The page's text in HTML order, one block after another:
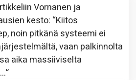
Vornanen ja
kesto: “Kiitos
noin pitkänä systeemi ei
vaan palkinnolta
aika massiiviselta
”